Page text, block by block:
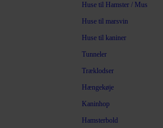
Huse til Hamster / Mus
Huse til marsvin
Huse til kaniner
Tunneler
Træklodser
Hængekøje
Kaninhop
Hamsterbold